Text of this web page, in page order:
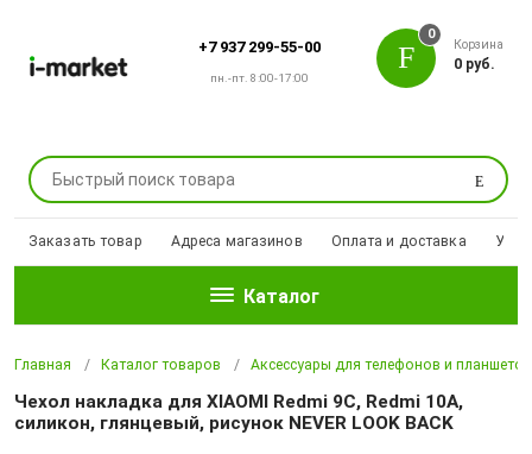
+7 937 299-55-00
пн.-пт. 8:00-17:00
Поиск
0
Корзина
0 руб.
Заказать товар Адреса магазинов Оплата и доставка
Каталог
Главная Каталог товаров Аксессуары для телефонов и планшетов
Чехол накладка для XIAOMI Redmi 9C, Redmi 10A,
силикон, глянцевый, рисунок NEVER LOOK BACK